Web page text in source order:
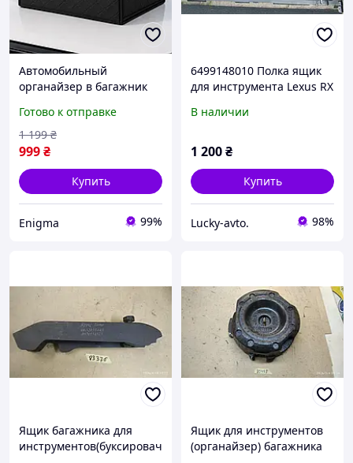
Автомобильный
органайзер в багажник
для автомобиля саквояж
в машину складной ящик
для багажника
Готово к отправке
999₴
1 199 ₴
Купить
Enigma 99%
6499148010 Полка ящик
для инструмента Lexus RX
В наличии
1 200₴
Купить
Lucky-avto. 98%
Ящик багажника для
инструментов(буксировач
Ящик для инструментов
(органайзер) багажника